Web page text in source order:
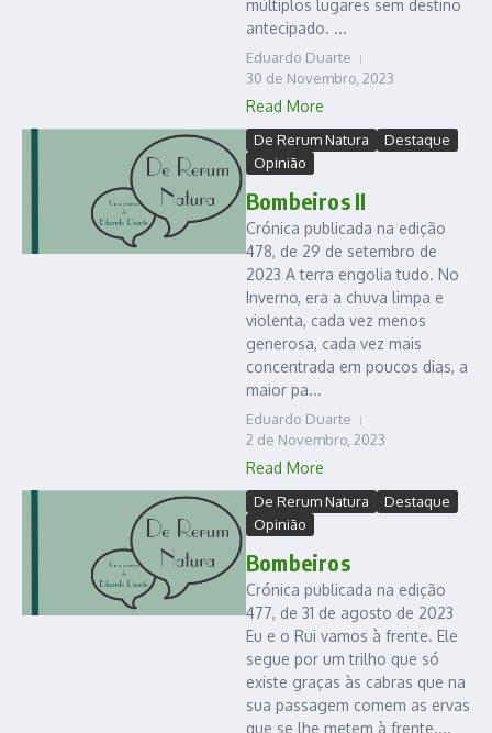
múltiplos lugares sem destino
antecipado. ...
Eduardo Duarte
30 de Novembro, 2023
Read More
De Rerum Natura
Destaque
Opinião
Bombeiros II
Crónica publicada na edição
478, de 29 de setembro de
2023 A terra engolia tudo. No
Inverno, era a chuva limpa e
violenta, cada vez menos
generosa, cada vez mais
concentrada em poucos dias, a
maior pa...
Eduardo Duarte
2 de Novembro, 2023
Read More
De Rerum Natura
Destaque
Opinião
Bombeiros
Crónica publicada na edição
477, de 31 de agosto de 2023
Eu e o Rui vamos à frente. Ele
segue por um trilho que só
existe graças às cabras que na
sua passagem comem as ervas
que se lhe metem à frente....